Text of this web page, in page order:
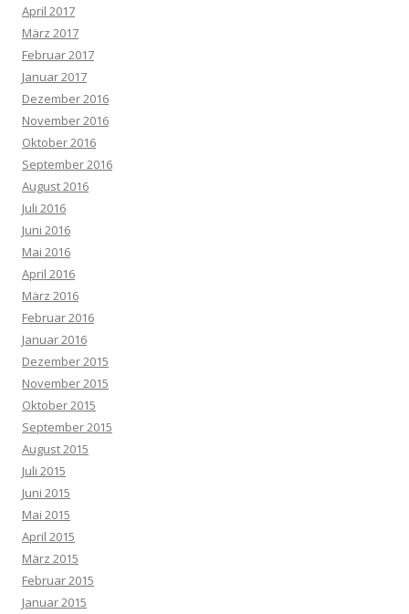
April 2017
März 2017
Februar 2017
Januar 2017
Dezember 2016
November 2016
Oktober 2016
September 2016
August 2016
Juli 2016
Juni 2016
Mai 2016
April 2016
März 2016
Februar 2016
Januar 2016
Dezember 2015
November 2015
Oktober 2015
September 2015
August 2015
Juli 2015
Juni 2015
Mai 2015
April 2015
März 2015
Februar 2015
Januar 2015